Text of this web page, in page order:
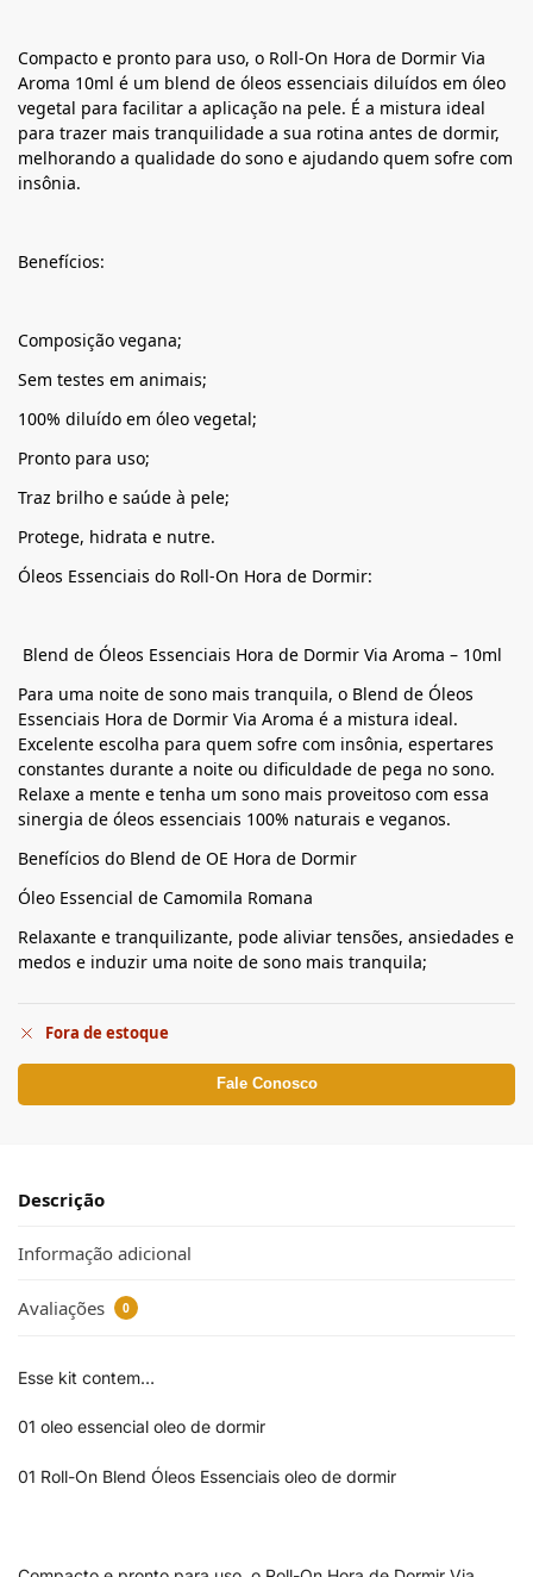
Compacto e pronto para uso, o Roll-On Hora de Dormir Via
Aroma 10ml é um blend de óleos essenciais diluídos em óleo
vegetal para facilitar a aplicação na pele. É a mistura ideal
para trazer mais tranquilidade a sua rotina antes de dormir,
melhorando a qualidade do sono e ajudando quem sofre com
insônia.
Benefícios:
Composição vegana;
Sem testes em animais;
100% diluído em óleo vegetal;
Pronto para uso;
Traz brilho e saúde à pele;
Protege, hidrata e nutre.
Óleos Essenciais do Roll-On Hora de Dormir:
Blend de Óleos Essenciais Hora de Dormir Via Aroma – 10ml
Para uma noite de sono mais tranquila, o Blend de Óleos
Essenciais Hora de Dormir Via Aroma é a mistura ideal.
Excelente escolha para quem sofre com insônia, espertares
constantes durante a noite ou dificuldade de pega no sono.
Relaxe a mente e tenha um sono mais proveitoso com essa
sinergia de óleos essenciais 100% naturais e veganos.
Benefícios do Blend de OE Hora de Dormir
Óleo Essencial de Camomila Romana
Relaxante e tranquilizante, pode aliviar tensões, ansiedades e
medos e induzir uma noite de sono mais tranquila;
Fora de estoque
Fale Conosco
Descrição
Informação adicional
Avaliações 0
Esse kit contem…
01 oleo essencial oleo de dormir
01 Roll-On Blend Óleos Essenciais oleo de dormir